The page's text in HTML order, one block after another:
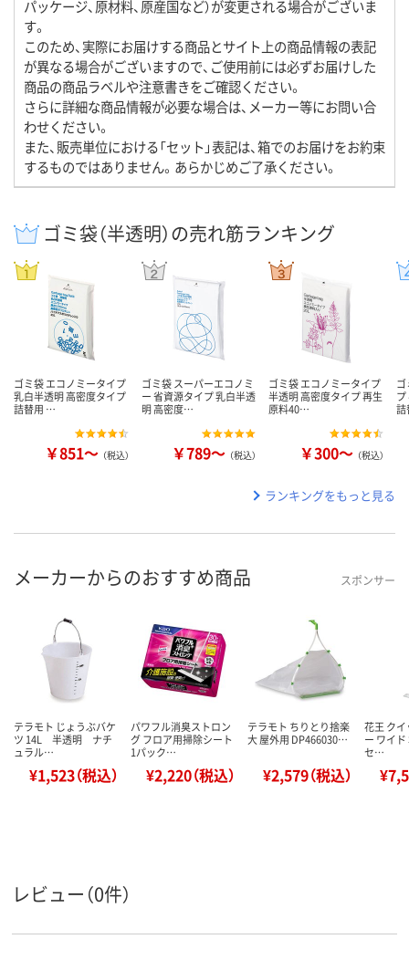
パッケージ、原材料、原産国など）が変更される場合がございま
す。
このため、実際にお届けする商品とサイト上の商品情報の表記
が異なる場合がございますので、ご使用前には必ずお届けした
商品の商品ラベルや注意書きをご確認ください。
さらに詳細な商品情報が必要な場合は、メーカー等にお問い合
わせください。
また、販売単位における「セット」表記は、箱でのお届けをお約束
するものではありません。あらかじめご了承ください。
ゴミ袋（半透明）の売れ筋ランキング
ゴミ袋 エコノミータイプ
乳白半透明 高密度タイプ
詰替用 …
￥851～ （税込）
ゴミ袋 スーパーエコノミ
ー 省資源タイプ 乳白半透
明 高密度…
￥789～ （税込）
ゴミ袋 エコノミータイプ
半透明 高密度タイプ 再生
原料40…
￥300～ （税込）
ランキングをもっと見る
メーカーからのおすすめ商品 スポンサー
テラモト じょうぶバケ
ツ 14L 半透明 ナチ
ュラル…
¥1,523（税込）
パワフル消臭ストロン
グ フロア用掃除シート
1パック…
¥2,220（税込）
テラモト ちりとり捨楽
大 屋外用 DP466030…
¥2,579（税込）
花王 ク
ー ワイ
セ…
レビュー（0件）